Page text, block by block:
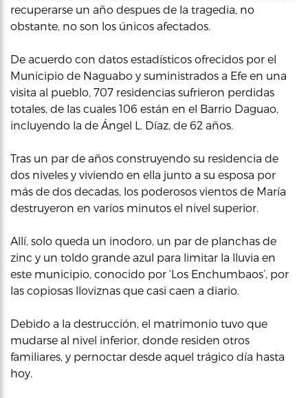
recuperarse un año despues de la tragedia, no
obstante, no son los únicos afectados.
De acuerdo con datos estadísticos ofrecidos por el
Municipio de Naguabo y suministrados a Efe en una
visita al pueblo, 707 residencias sufrieron perdidas
totales, de las cuales 106 están en el Barrio Daguao,
incluyendo la de Ángel L. Díaz, de 62 años.
Tras un par de años construyendo su residencia de
dos niveles y viviendo en ella junto a su esposa por
más de dos decadas, los poderosos vientos de María
destruyeron en varios minutos el nivel superior.
Allí, solo queda un inodoro, un par de planchas de
zinc y un toldo grande azul para limitar la lluvia en
este municipio, conocido por ‘Los Enchumbaos’, por
las copiosas lloviznas que casi caen a diario.
Debido a la destrucción, el matrimonio tuvo que
mudarse al nivel inferior, donde residen otros
familiares, y pernoctar desde aquel trágico día hasta
hoy.